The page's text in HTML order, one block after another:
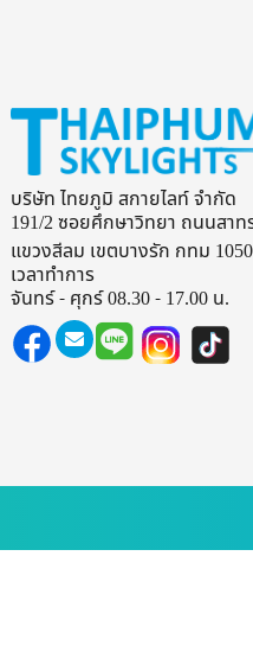
บริษัท ไทยภูมิ สกายไลท์ จำกัด
191/2 ซอยศึกษาวิทยา ถนนสาท
แขวงสีลม เขตบางรัก กทม
เวลาทำการ
จันทร์ - ศุกร์ 08.30 - 17.00 น.